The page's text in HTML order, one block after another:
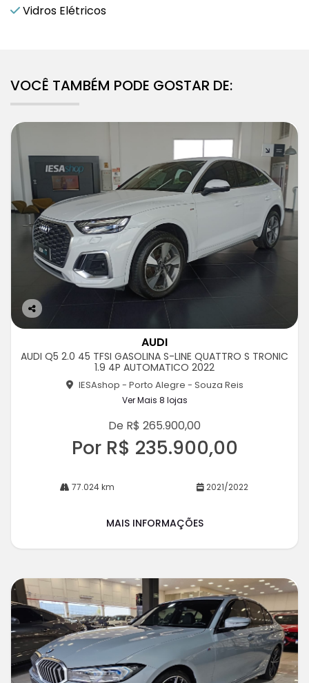
Vidros Elétricos
VOCÊ TAMBÉM PODE GOSTAR DE:
Co
rtil
AUDI
AUDI Q5 2.0 45 TFSI GASOLINA S-LINE QUATTRO S TRONIC
1.9 4P AUTOMATICO 2022
IESAshop - Porto Alegre - Souza Reis
Ver Mais 8 lojas
De R$ 265.900,00
Por R$ 235.900,00
77.024 km 2021/2022
MAIS INFORMAÇÕES